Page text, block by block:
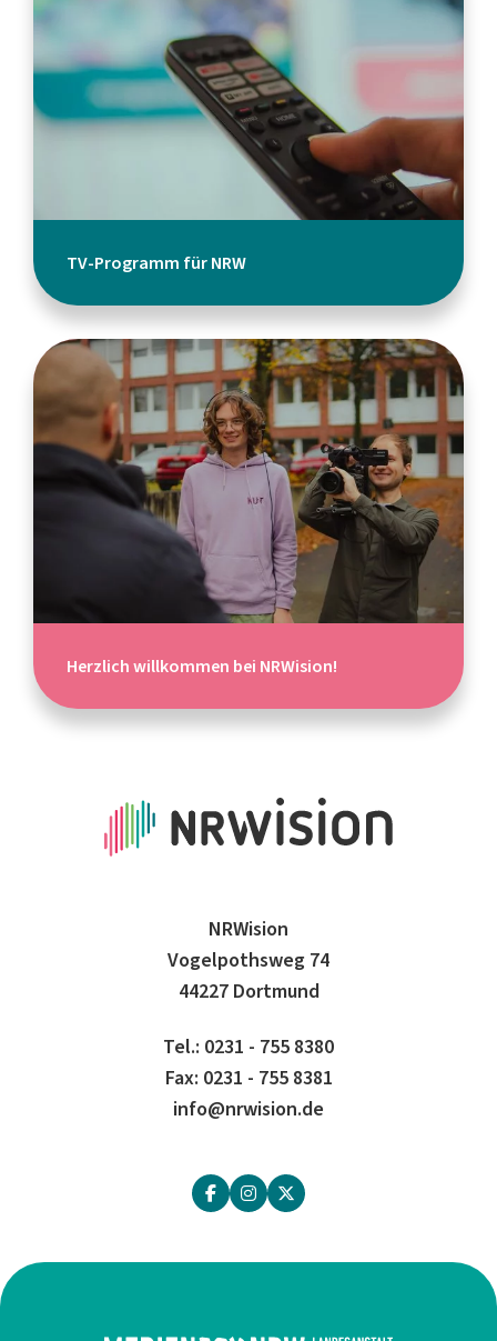
TV-Programm für NRW
Herzlich willkommen bei NRWision!
NRWision
Vogelpothsweg 74
44227 Dortmund
Tel.: 0231 - 755 8380
Fax: 0231 - 755 8381
info@nrwision.de